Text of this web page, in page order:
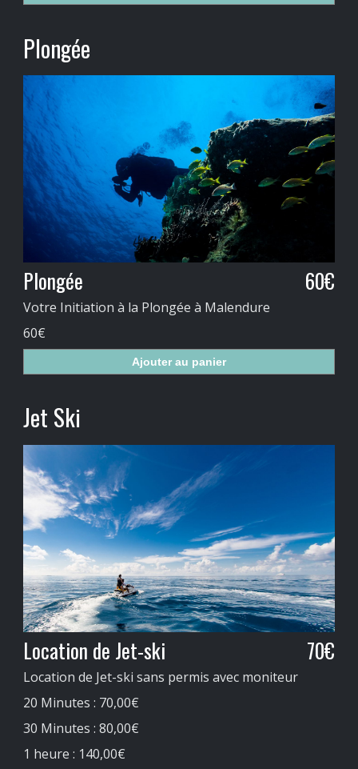
Plongée
60€
Plongée
Votre Initiation à la Plongée à Malendure
60€
Ajouter au panier
Jet Ski
70€
Location de Jet-ski
Location de Jet-ski sans permis avec moniteur
20 Minutes : 70,00€
30 Minutes : 80,00€
1 heure : 140,00€